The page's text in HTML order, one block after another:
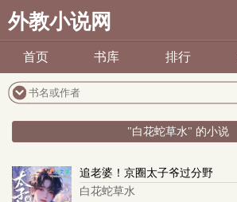
外教小说网
首页 书库 排行
"白花蛇草水" 的小说
追老婆！京圈太子爷过分野
白花蛇草水